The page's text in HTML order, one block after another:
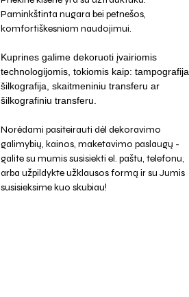
Paminkštinta nugara bei petnešos,
komfortiškesniam naudojimui.
Kuprines galime dekoruoti įvairiomis
technologijomis, tokiomis kaip: tampografija,
šilkografija, skaitmeniniu transferu ar
šilkografiniu transferu.
Norėdami pasiteirauti dėl dekoravimo
galimybių, kainos, maketavimo paslaugų -
galite su mumis susisiekti el. paštu, telefonu,
arba užpildykte užklausos formą ir su Jumis
susisieksime kuo skubiau!